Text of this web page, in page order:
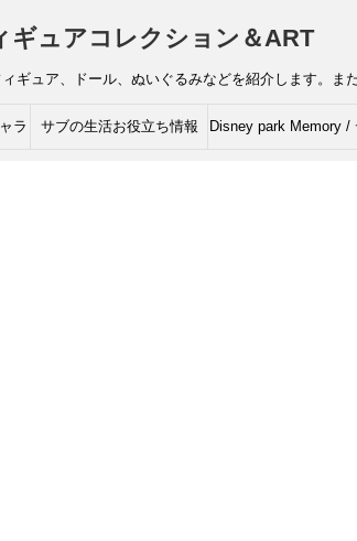
ギュアコレクション＆ART
ギュア、ドール、ぬいぐるみなどを紹介します。ま
ラ サブの生活お役立ち情報 Disney park Memory /